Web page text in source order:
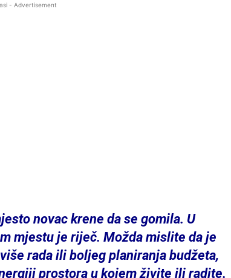
- Advertisement
novac krene da se gomila. U
mjestu je riječ. Možda mislite da je
rada ili boljeg planiranja budžeta,
prostora u kojem živite ili radite.